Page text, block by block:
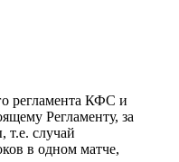
регламента КФС и
Регламенту, за
случай
в одном матче,